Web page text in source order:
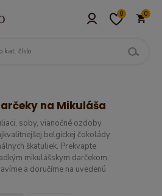
0 0
na Mikuláša
soby, vianočné ozdoby
belgickej čokolády
škatuliek. Prekvapte
mikulášskym darčekom.
a doručíme na uvedenú